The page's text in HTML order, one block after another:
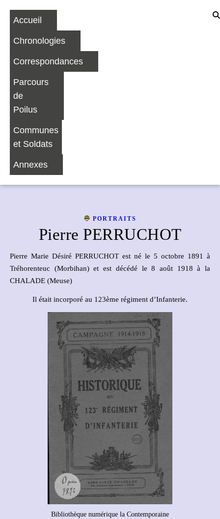
Accueil
Chronologies
Correspondances
Parcours
de
Poilus
Communes
et Soldats
Annexes
PORTRAITS
Pierre PERRUCHOT
Pierre Marie Désiré PERRUCHOT est né le 5 octobre 1891 à
Tréhorenteuc (Morbihan) et est décédé le 8 août 1918 à la
CHALADE (Meuse)
Il était incorporé au 123ème régiment d’Infanterie.
Bibliothèque numérique la Contemporaine